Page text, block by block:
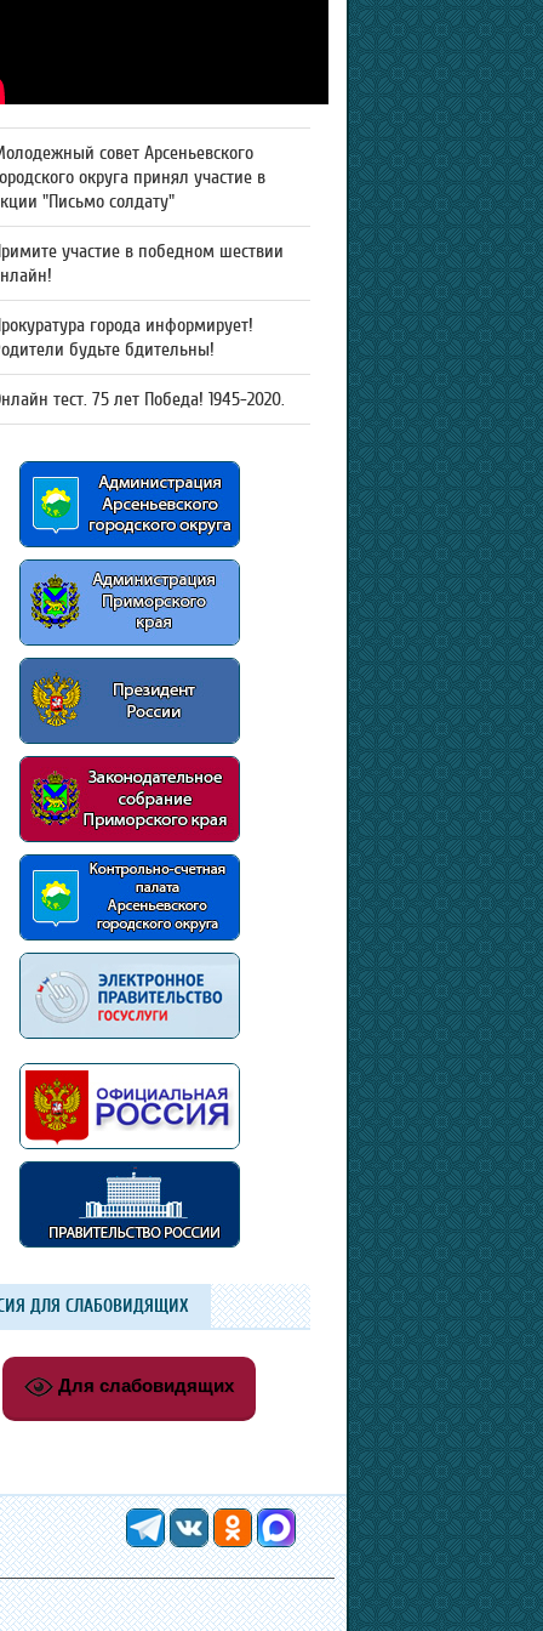
совет Арсеньевского
округа принял участие в
"Письмо солдату"
участие в победном шествии
города информирует!
будьте бдительны!
тест. 75 лет Победа! 1945-2020.
ДЛЯ СЛАБОВИДЯЩИХ
Для слабовидящих